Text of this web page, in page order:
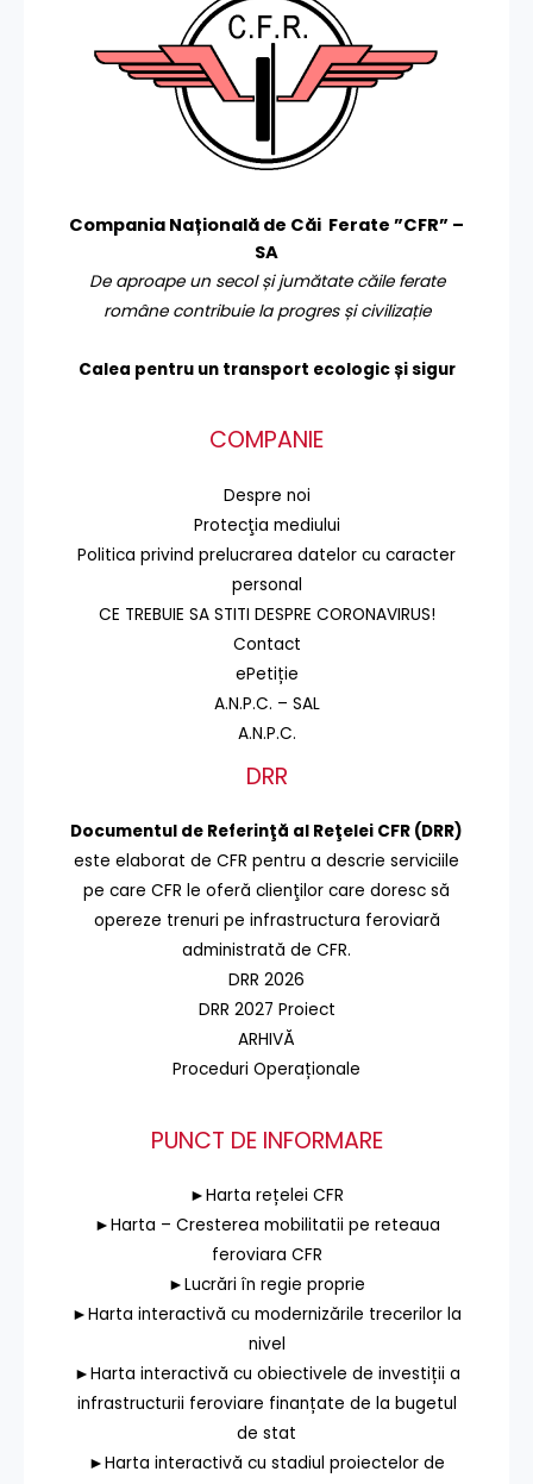
Compania Națională de Căi Ferate ”CFR” –
SA
De aproape un secol și jumătate căile ferate
române contribuie la progres și civilizație
Calea pentru un transport ecologic și sigur
COMPANIE
Despre noi
Protecţia mediului
Politica privind prelucrarea datelor cu caracter
personal
CE TREBUIE SA STITI DESPRE CORONAVIRUS!
Contact
ePetiție
A.N.P.C. – SAL
A.N.P.C.
DRR
Documentul de Referinţă al Reţelei CFR (DRR)
este elaborat de CFR pentru a descrie serviciile
pe care CFR le oferă clienţilor care doresc să
opereze trenuri pe infrastructura feroviară
administrată de CFR.
DRR 2026
DRR 2027 Proiect
ARHIVĂ
Proceduri Operaționale
PUNCT DE INFORMARE
►Harta rețelei CFR
►Harta – Cresterea mobilitatii pe reteaua
feroviara CFR
►Lucrări în regie proprie
►Harta interactivă cu modernizările trecerilor la
nivel
►Harta interactivă cu obiectivele de investiții a
infrastructurii feroviare finanțate de la bugetul
de stat
►Harta interactivă cu stadiul proiectelor de